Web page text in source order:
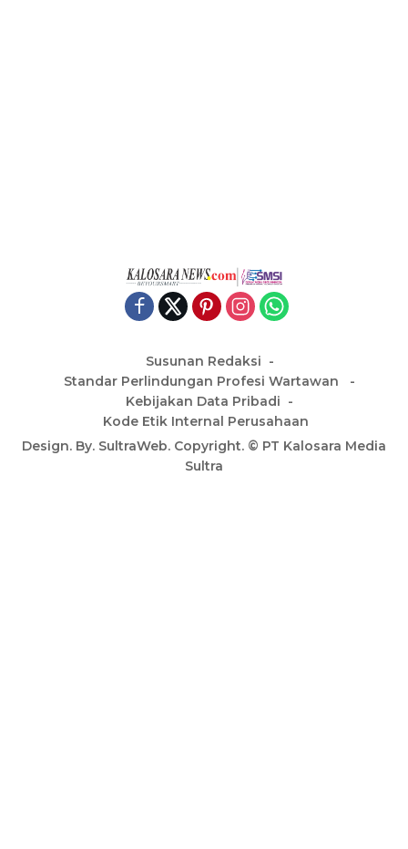
Susunan Redaksi
Standar Perlindungan Profesi Wartawan
Kebijakan Data Pribadi
Kode Etik Internal Perusahaan
Design. By. SultraWeb. Copyright. © PT Kalosara Media
Sultra